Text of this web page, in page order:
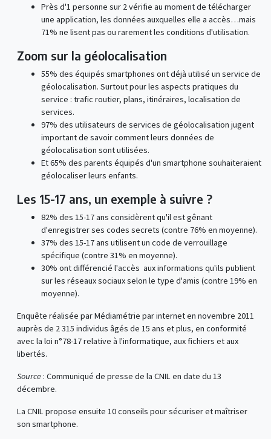
Près d'1 personne sur 2 vérifie au moment de télécharger
une application, les données auxquelles elle a accès…mais
71% ne lisent pas ou rarement les conditions d'utilisation.
Zoom sur la géolocalisation
55% des équipés smartphones ont déjà utilisé un service de
géolocalisation. Surtout pour les aspects pratiques du
service : trafic routier, plans, itinéraires, localisation de
services.
97% des utilisateurs de services de géolocalisation jugent
important de savoir comment leurs données de
géolocalisation sont utilisées.
Et 65% des parents équipés d'un smartphone souhaiteraient
géolocaliser leurs enfants.
Les 15-17 ans, un exemple à suivre ?
82% des 15-17 ans considèrent qu'il est gênant
d'enregistrer ses codes secrets (contre 76% en moyenne).
37% des 15-17 ans utilisent un code de verrouillage
spécifique (contre 31% en moyenne).
30% ont différencié l'accès aux informations qu'ils publient
sur les réseaux sociaux selon le type d'amis (contre 19% en
moyenne).
Enquête réalisée par Médiamétrie par internet en novembre 2011
auprès de 2 315 individus âgés de 15 ans et plus, en conformité
avec la loi n°78-17 relative à l'informatique, aux fichiers et aux
libertés.
Source : Communiqué de presse de la CNIL en date du 13
décembre.
La CNIL propose ensuite 10 conseils pour sécuriser et maîtriser
son smartphone.